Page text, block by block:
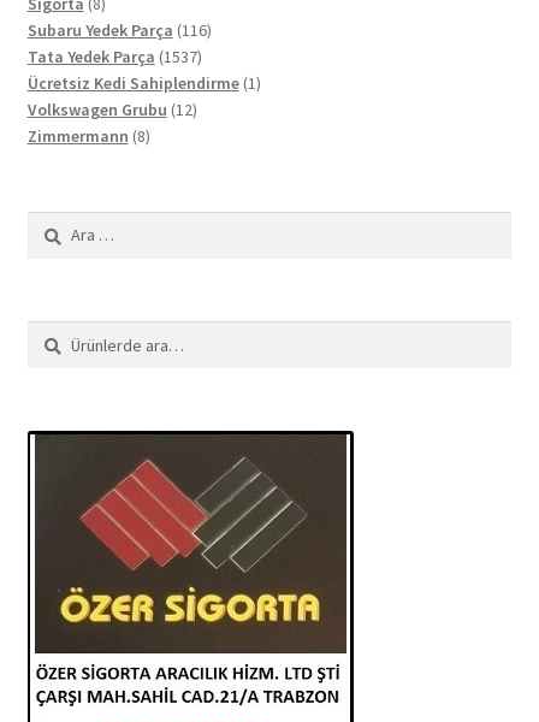
ürün
Subaru Yedek Parça 116116
Tata Yedek Parça 15371537
ürün
Ücretsiz Kedi Sahiplendirme 11
Volkswagen Grubu 1212
Zimmermann 88
Arama:
Ara:
Ara